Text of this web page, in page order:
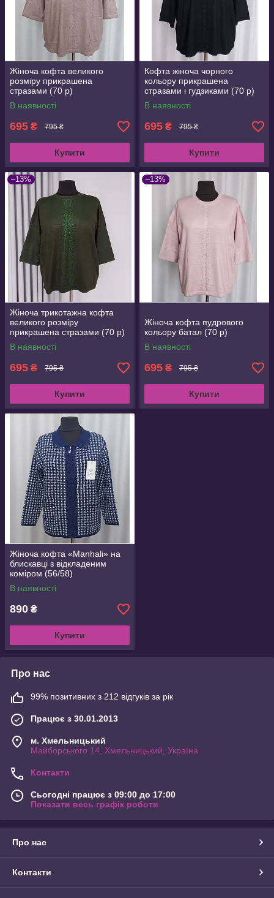
Жіноча кофта великого
розміру прикрашена
стразами (70 р)
В наявності
695 ₴ 795 ₴
Купити
Кофта жіноча чорного
кольору прикрашена
стразами і гудзиками (70 р)
В наявності
695 ₴ 795 ₴
Купити
–13%
Жіноча трикотажна кофта
великого розміру
прикрашена стразами (70 р)
в кольорах
В наявності
695 ₴ 795 ₴
Купити
–13%
Жіноча кофта пудрового
кольору батал (70 р)
В наявності
695 ₴ 795 ₴
Купити
Жіноча кофта «Manhali» на
блискавці з відкладеним
коміром (56/58)
В наявності
890 ₴
Купити
Про нас
99% позитивних з 212 відгуків за рік
Працює з 30.01.2013
м. Хмельницький
Майборського 14, Хмельницький, Україна
Контакти
Сьогодні працює з 09:00 до 17:00
Показати весь графік роботи
Про нас
Контакти